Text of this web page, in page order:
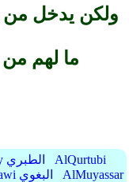
ولكن يدخل من
ما لهم من
AtTabariy الطبري
AlQurtubi
AlBaghawi البغوي
AlMuyassar